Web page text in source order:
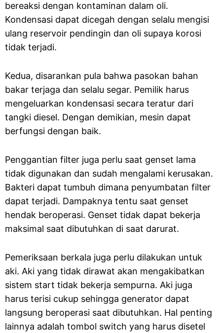
bereaksi dengan kontaminan dalam oli.
Kondensasi dapat dicegah dengan selalu mengisi
ulang reservoir pendingin dan oli supaya korosi
tidak terjadi.
Kedua, disarankan pula bahwa pasokan bahan
bakar terjaga dan selalu segar. Pemilik harus
mengeluarkan kondensasi secara teratur dari
tangki diesel. Dengan demikian, mesin dapat
berfungsi dengan baik.
Penggantian filter juga perlu saat genset lama
tidak digunakan dan sudah mengalami kerusakan.
Bakteri dapat tumbuh dimana penyumbatan filter
dapat terjadi. Dampaknya tentu saat genset
hendak beroperasi. Genset tidak dapat bekerja
maksimal saat dibutuhkan di saat darurat.
Pemeriksaan berkala juga perlu dilakukan untuk
aki. Aki yang tidak dirawat akan mengakibatkan
sistem start tidak bekerja sempurna. Aki juga
harus terisi cukup sehingga generator dapat
langsung beroperasi saat dibutuhkan. Hal penting
lainnya adalah tombol switch yang harus disetel